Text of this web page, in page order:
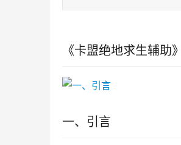
《卡盟绝地求生辅助
一、引言